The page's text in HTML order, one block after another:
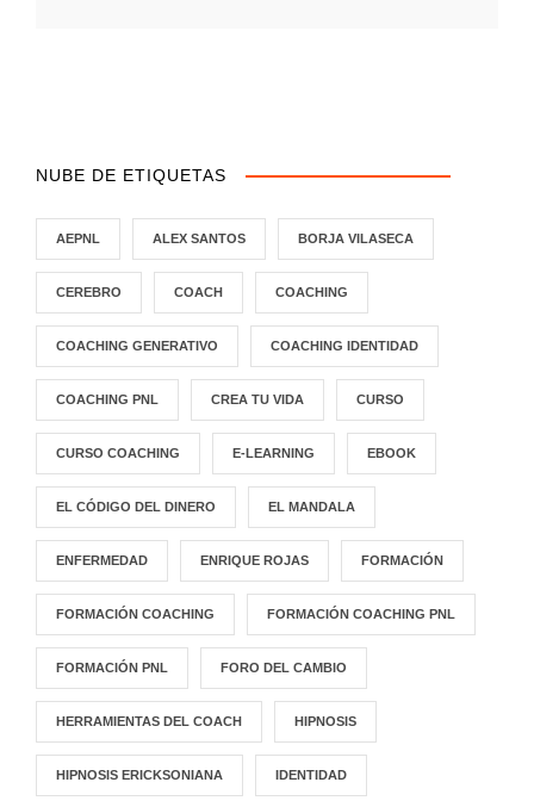
NUBE DE ETIQUETAS
AEPNL ALEX SANTOS BORJA VILASECA
CEREBRO COACH COACHING
COACHING GENERATIVO COACHING IDENTIDAD
COACHING PNL CREA TU VIDA CURSO
CURSO COACHING E-LEARNING EBOOK
EL CÓDIGO DEL DINERO EL MANDALA
ENFERMEDAD ENRIQUE ROJAS FORMACIÓN
FORMACIÓN COACHING FORMACIÓN COACHING PNL
FORMACIÓN PNL FORO DEL CAMBIO
HERRAMIENTAS DEL COACH HIPNOSIS
HIPNOSIS ERICKSONIANA IDENTIDAD